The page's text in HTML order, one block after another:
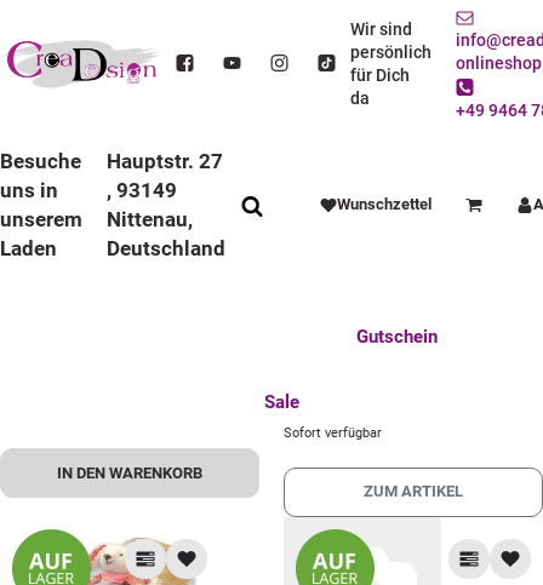
Wir sind
persönlich
für Dich
da
+49 9464
Besuche
uns in
unserem
Laden
Hauptstr. 27
, 93149
Nittenau,
Deutschland
Wunschzettel Warenkorb
Gutschein
Sale
Windeltorte
IN DEN WARENKORB
44,99 €
Sofort verfügbar
ZUM ARTIKEL